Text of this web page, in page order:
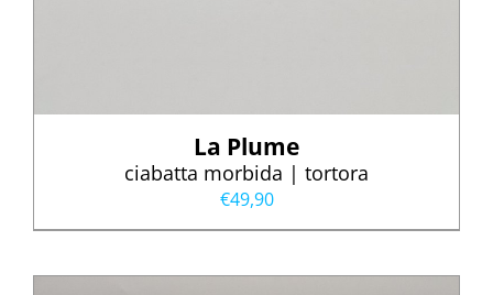
La Plume
ciabatta morbida | tortora
€49,90